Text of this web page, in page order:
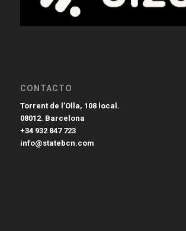
CONTACTO
Torrent de l’Olla, 108 local.
08012. Barcelona
+34 932 847 723
info@statebcn.com